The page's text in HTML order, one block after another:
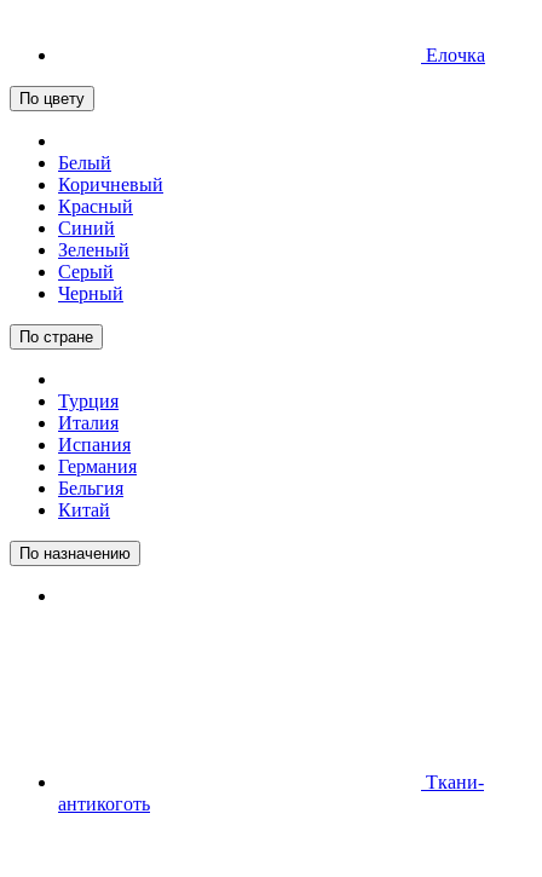
Елочка
По цвету
Белый
Коричневый
Красный
Синий
Зеленый
Серый
Черный
По стране
Турция
Италия
Испания
Германия
Бельгия
Китай
По назначению
Ткани-
антикоготь